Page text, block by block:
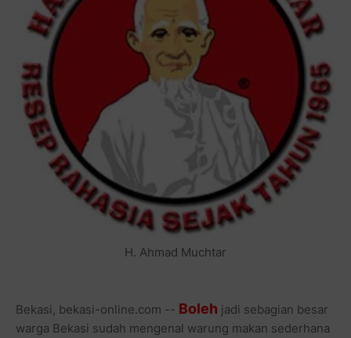
H. Ahmad Muchtar
Bekasi, bekasi-online.com -- Boleh jadi sebagian besar
warga Bekasi sudah mengenal warung makan sederhana